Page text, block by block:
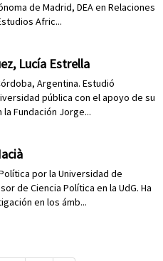
de Madrid, DEA en Relaciones
Afric...
Lucía Estrella
Argentina. Estudió
pública con el apoyo de su
Fundación Jorge...
por la Universidad de
de Ciencia Política en la UdG. Ha
en los ámb...